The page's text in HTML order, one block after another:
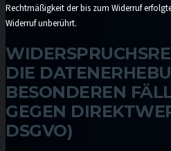
Rechtmäßigkeit der bis zum Widerruf
Widerruf unberührt.
DIE
BESONDEREN
GEGEN
DSGVO)